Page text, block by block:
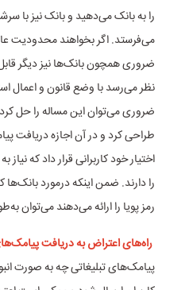
را به بانک می‌دهید و بانک نیز با
می‌فرستد. اگر بخواهند محدودیت
ضروری همچون بانک‌ها نیز دیگر
نظر می‌رسد با وضع قانون و اعمال
ضروری می‌توان این مساله را حل
طراحی کرد و در آن اجازه دریافت
اختیار خود کاربرانی قرار داد که
را دارند. ضمن اینکه درمورد
رمز پویا را ارائه می‌دهند می‌توان
راه‌های اعتراض به دریافت
پیامک‌های تبلیغاتی چه به صورت